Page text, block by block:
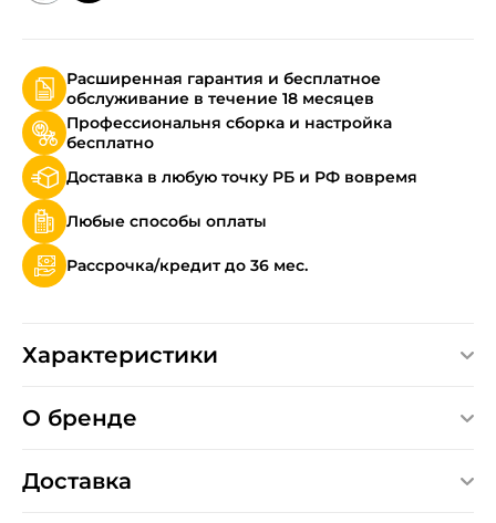
Расширенная гарантия и бесплатное
обслуживание в течение 18 месяцев
Профессиональня сборка и настройка
бесплатно
Доставка в любую точку РБ и РФ вовремя
Любые способы оплаты
Рассрочка/кредит до 36 мес.
Характеристики
О бренде
Доставка